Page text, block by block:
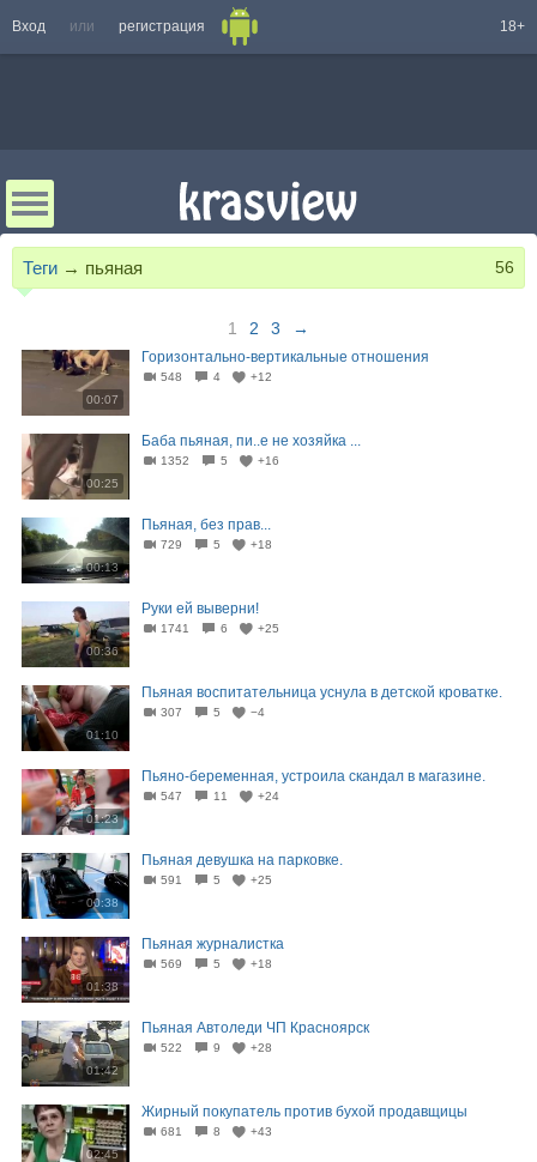
Вход или регистрация 18+
Теги → пьяная 56
1 2 3 →
00:07
Горизонтально-вертикальные отношения
548 4 +12
00:25
Баба пьяная, пи..е не хозяйка ...
1352 5 +16
00:13
Пьяная, без прав...
729 5 +18
00:36
Руки ей выверни!
1741 6 +25
01:10
Пьяная воспитательница уснула в детской кроватке.
307 5 −4
01:23
Пьяно-беременная, устроила скандал в магазине.
547 11 +24
00:38
Пьяная девушка на парковке.
591 5 +25
01:38
Пьяная журналистка
569 5 +18
01:42
Пьяная Автоледи ЧП Красноярск
522 9 +28
02:45
Жирный покупатель против бухой продавщицы
681 8 +43